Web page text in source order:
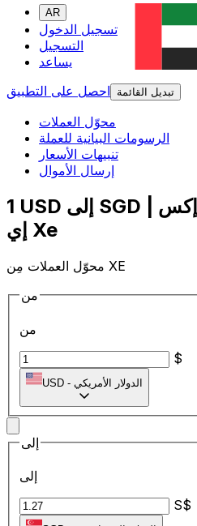
AR
تسجيل الدخول
التسجيل
يساعد
احصل على التطبيق
تبديل القائمة
محوّل العملات
الرسومات البيانية للعملة
تنبيهات الأسعار
إرسال الأموال
1 USD إلى SGD | حوِّل - إلى الدولار | إكس
إي Xe
محوّل العملات مِن XE
من
من
$
USD - الدولار الأمريكي
إلى
إلى
S$